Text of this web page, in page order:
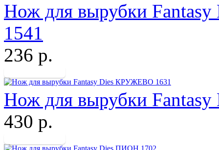
Нож для вырубки
1541
236 р.
Нож для вырубки
430 р.